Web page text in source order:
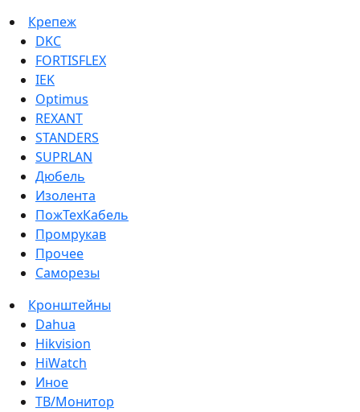
Крепеж
DKC
FORTISFLEX
IEK
Optimus
REXANT
STANDERS
SUPRLAN
Дюбель
Изолента
ПожТехКабель
Промрукав
Прочее
Саморезы
Кронштейны
Dahua
Hikvision
HiWatch
Иное
ТВ/Монитор